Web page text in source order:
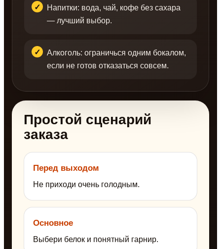
Напитки: вода, чай, кофе без сахара
— лучший выбор.
Алкоголь: ограничься одним бокалом,
если не готов отказаться совсем.
Простой сценарий
заказа
Перед выходом
Не приходи очень голодным.
Основное
Выбери белок и понятный гарнир.